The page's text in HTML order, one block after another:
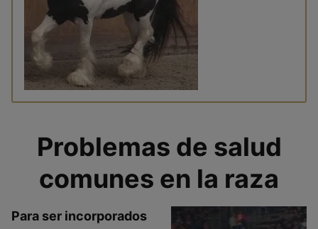
Problemas de salud
comunes en la raza
Para ser incorporados